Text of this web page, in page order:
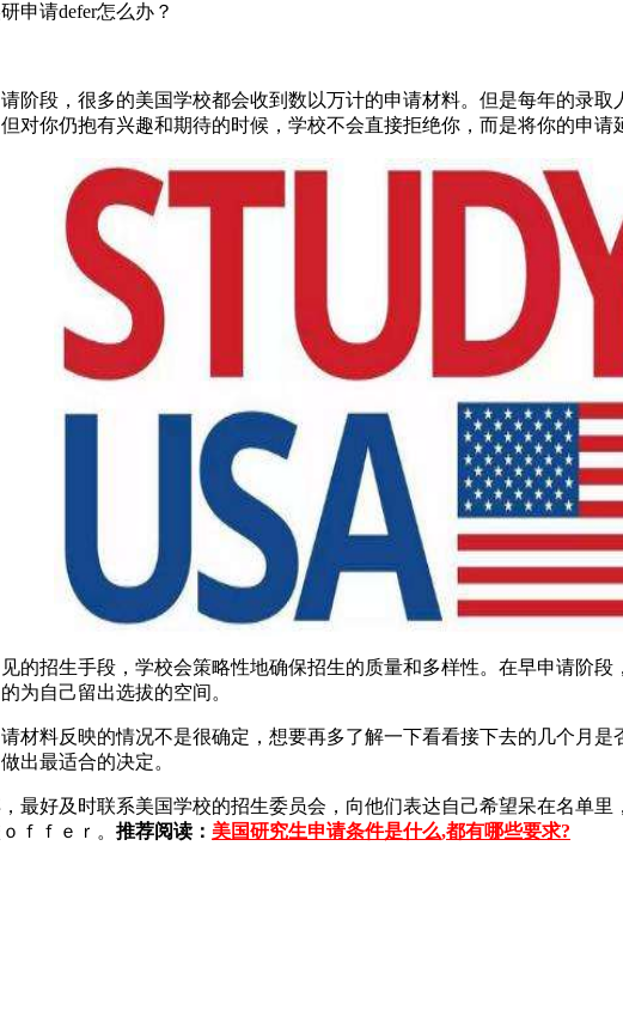
申请defer怎么办？
段，很多的美国学校都会收到数以万计的申请材料。但是每年的录取
对你仍抱有兴趣和期待的时候，学校不会直接拒绝你，而是将你的申请
招生手段，学校会策略性地确保招生的质量和多样性。在早申请阶段
为自己留出选拔的空间。
料反映的情况不是很确定，想要再多了解一下看看接下去的几个月是
出最适合的决定。
好及时联系美国学校的招生委员会，向他们表达自己希望呆在名单里
ｆｆｅｒ。 推荐阅读： 美国研究生申请条件是什么,都有哪些要求?